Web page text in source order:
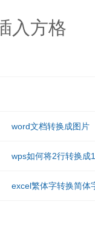
入方格
word文档转换成图片
wps如何将2行转换成
excel繁体字转换简体